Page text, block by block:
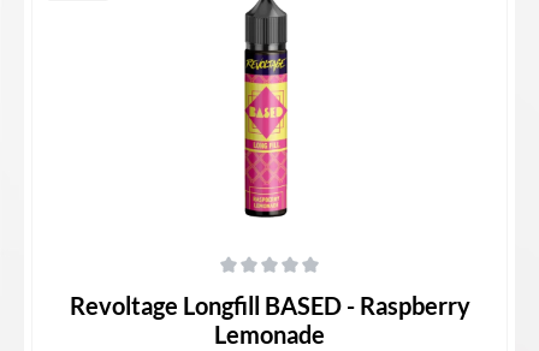
In den Warenkorb
Revoltage Longfill BASED - Raspberry
Lemonade